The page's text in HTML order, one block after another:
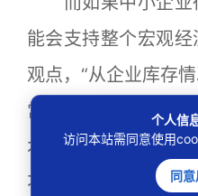
能会支持整个宏观
观点，“从企业库存
常水平，而企业用
本持平，企业生产
不大。这也从一个
个人信
访问本站需同意使用
同